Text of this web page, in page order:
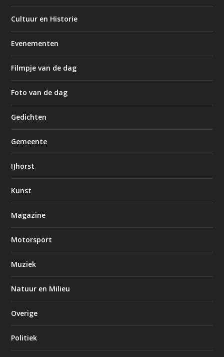
Cultuur en Historie
Evenementen
Filmpje van de dag
Foto van de dag
Gedichten
Gemeente
IJhorst
Kunst
Magazine
Motorsport
Muziek
Natuur en Milieu
Overige
Politiek